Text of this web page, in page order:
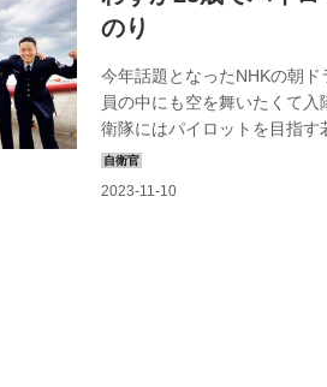
のり
今年話題となったNHKの朝
員の中にも空を舞いたくて
衛隊にはパイロットを目指す
その学生たちは、どんな夢を
か？ それを知ろうと、山口